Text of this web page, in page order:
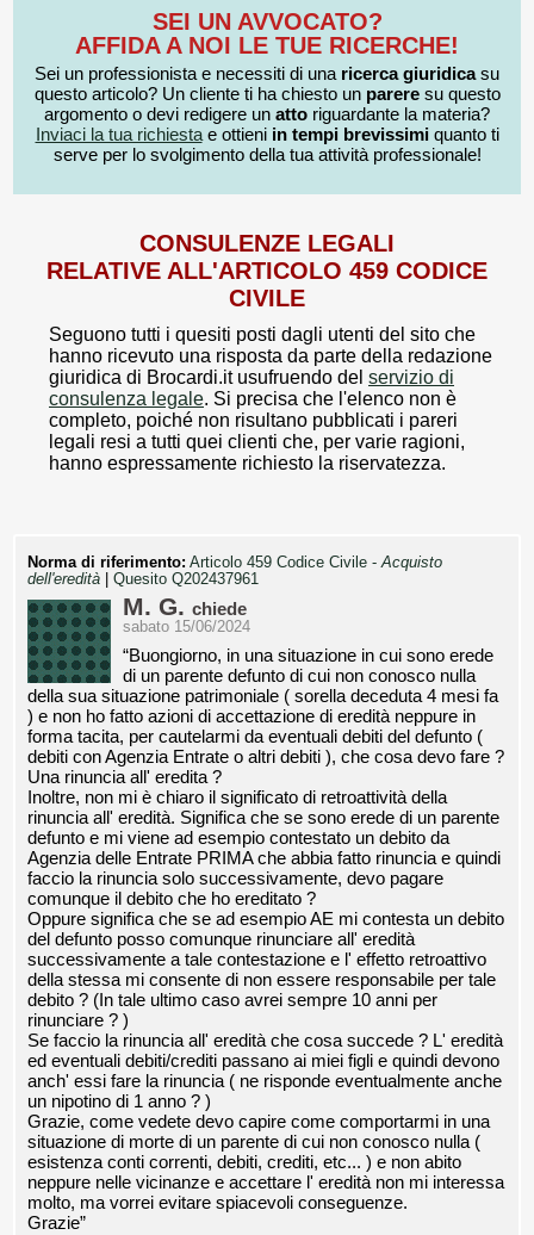
SEI UN AVVOCATO?
AFFIDA A NOI LE TUE RICERCHE!
Sei un professionista e necessiti di una ricerca giuridicasu
questo articolo? Un cliente ti ha chiesto un pareresu questo
argomento o devi redigere un atto riguardante la materia?
Inviaci la tua richiestae ottieni in tempi brevissimiquanto ti
serve per lo svolgimento della tua attività professionale!
CONSULENZE LEGALI
RELATIVE ALL'ARTICOLO 459 CODICE
CIVILE
Seguono tutti i quesiti posti dagli utenti del sito che
hanno ricevuto una risposta da parte della redazione
giuridica di Brocardi.it usufruendo del servizio di
consulenza legale. Si precisa che l'elenco non è
completo, poiché non risultano pubblicati i pareri
legali resi a tutti quei clienti che, per varie ragioni,
hanno espressamente richiesto la riservatezza.
Norma di riferimento: Articolo 459 Codice Civile -Acquisto
dell'eredità
Quesito Q202437961
M. G. chiede
sabato 15/06/2024
“Buongiorno, in una situazione in cui sono erede
di un parente defunto di cui non conosco nulla
della sua situazione patrimoniale ( sorella deceduta 4 mesi fa
) e non ho fatto azioni di accettazione di eredità neppure in
forma tacita, per cautelarmi da eventuali debiti del defunto (
debiti con Agenzia Entrate o altri debiti ), che cosa devo fare ?
Una rinuncia all' eredita ?
Inoltre, non mi è chiaro il significato di retroattività della
rinuncia all' eredità. Significa che se sono erede di un parente
defunto e mi viene ad esempio contestato un debito da
Agenzia delle Entrate PRIMA che abbia fatto rinuncia e quindi
faccio la rinuncia solo successivamente, devo pagare
comunque il debito che ho ereditato ?
Oppure significa che se ad esempio AE mi contesta un debito
del defunto posso comunque rinunciare all' eredità
successivamente a tale contestazione e l' effetto retroattivo
della stessa mi consente di non essere responsabile per tale
debito ? (In tale ultimo caso avrei sempre 10 anni per
rinunciare ? )
Se faccio la rinuncia all' eredità che cosa succede ? L' eredità
ed eventuali debiti/crediti passano ai miei figli e quindi devono
anch' essi fare la rinuncia ( ne risponde eventualmente anche
un nipotino di 1 anno ? )
Grazie, come vedete devo capire come comportarmi in una
situazione di morte di un parente di cui non conosco nulla (
esistenza conti correnti, debiti, crediti, etc... ) e non abito
neppure nelle vicinanze e accettare l' eredità non mi interessa
molto, ma vorrei evitare spiacevoli conseguenze.
Grazie”